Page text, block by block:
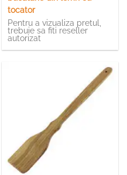
tocator
Pentru a vizualiza pretul,
trebuie sa fiti reseller
autorizat